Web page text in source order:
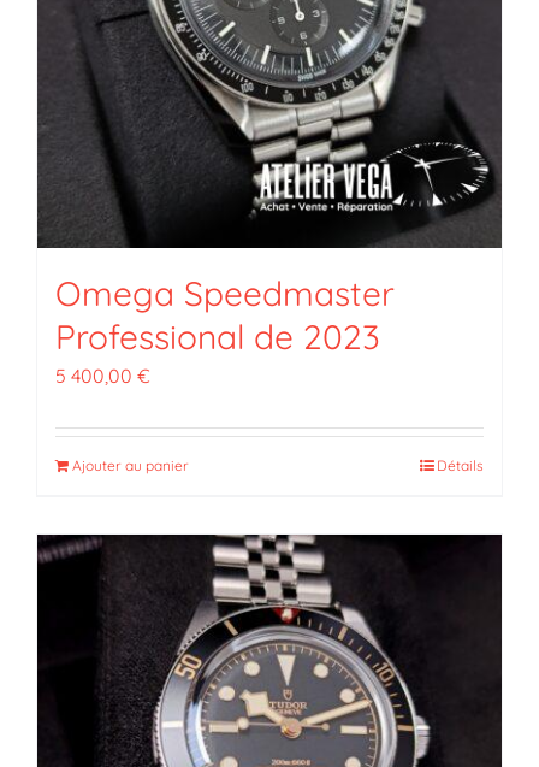
Omega Speedmaster
Professional de 2023
5 400,00 €
Ajouter au panier Détails